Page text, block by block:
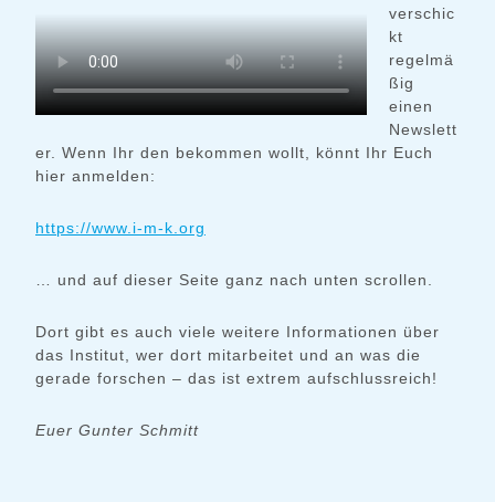
verschic
kt
regelmä
ßig
einen
Newslett
er. Wenn Ihr den bekommen wollt, könnt Ihr Euch
hier anmelden:
https://www.i-m-k.org
… und auf dieser Seite ganz nach unten scrollen.
Dort gibt es auch viele weitere Informationen über
das Institut, wer dort mitarbeitet und an was die
gerade forschen – das ist extrem aufschlussreich!
Euer Gunter Schmitt